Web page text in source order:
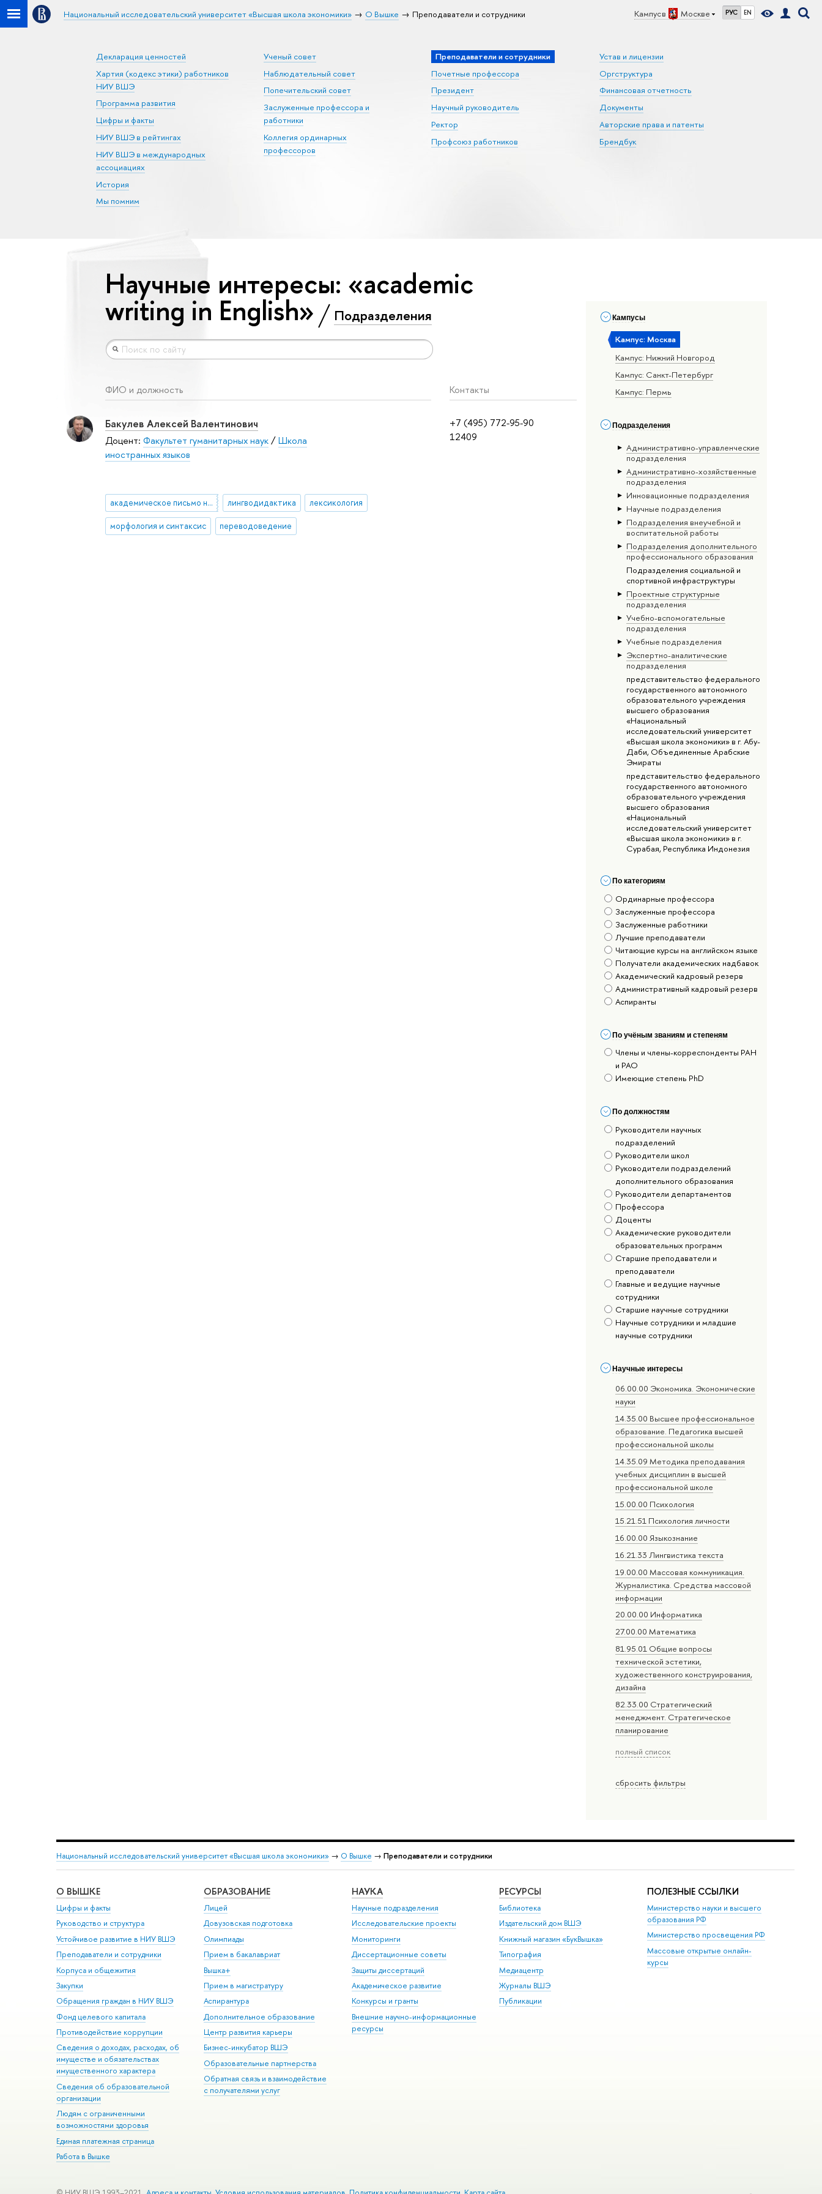
Кампус в Москве РУС EN
Национальный исследовательский университет «Высшая школа экономики» О Вышке Преподаватели и сотрудники
Декларация ценностей
Хартия (кодекс этики) работников
НИУ ВШЭ
Программа развития
Цифры и факты
НИУ ВШЭ в рейтингах
НИУ ВШЭ в международных
ассоциациях
История
Мы помним
Ученый совет
Наблюдательный совет
Попечительский совет
Заслуженные профессора и
работники
Коллегия ординарных
профессоров
Преподаватели и сотрудники
Почетные профессора
Президент
Научный руководитель
Ректор
Профсоюз работников
Устав и лицензии
Оргструктура
Финансовая отчетность
Документы
Авторские права и патенты
Брендбук
Кампусы
Кампус: Москва
Кампус: Нижний Новгород
Кампус: Санкт-Петербург
Кампус: Пермь
Подразделения
Административно-управленческие
подразделения
Административно-хозяйственные
подразделения
Инновационные подразделения
Научные подразделения
Подразделения внеучебной и
воспитательной работы
Подразделения дополнительного
профессионального образования
Подразделения социальной и
спортивной инфраструктуры
Проектные структурные
подразделения
Учебно-вспомогательные
подразделения
Учебные подразделения
Экспертно-аналитические
подразделения
представительство федерального
государственного автономного
образовательного учреждения
высшего образования
«Национальный
исследовательский университет
«Высшая школа экономики» в г. Абу-
Даби, Объединенные Арабские
Эмираты
представительство федерального
государственного автономного
образовательного учреждения
высшего образования
«Национальный
исследовательский университет
«Высшая школа экономики» в г.
Сурабая, Республика Индонезия
По категориям
Ординарные профессора
Заслуженные профессора
Заслуженные работники
Лучшие преподаватели
Читающие курсы на английском языке
Получатели академических надбавок
Академический кадровый резерв
Административный кадровый резерв
Аспиранты
По учёным званиям и степеням
Члены и члены-корреспонденты РАН
и РАО
Имеющие степень PhD
По должностям
Руководители научных
подразделений
Руководители школ
Руководители подразделений
дополнительного образования
Руководители департаментов
Профессора
Доценты
Академические руководители
образовательных программ
Старшие преподаватели и
преподаватели
Главные и ведущие научные
сотрудники
Старшие научные сотрудники
Научные сотрудники и младшие
научные сотрудники
Научные интересы
06.00.00 Экономика. Экономические
науки
14.35.00 Высшее профессиональное
образование. Педагогика высшей
профессиональной школы
14.35.09 Методика преподавания
учебных дисциплин в высшей
профессиональной школе
15.00.00 Психология
15.21.51 Психология личности
16.00.00 Языкознание
16.21.33 Лингвистика текста
19.00.00 Массовая коммуникация.
Журналистика. Средства массовой
информации
20.00.00 Информатика
27.00.00 Математика
81.95.01 Общие вопросы
технической эстетики,
художественного конструирования,
дизайна
82.33.00 Стратегический
менеджмент. Стратегическое
планирование
полный список
сбросить фильтры
Научные интересы: «academic
writing in English» Подразделения
ФИО и должность Контакты
+7 (495) 772-95-90
12409
Бакулев Алексей Валентинович
Доцент: Факультет гуманитарных наук/Школа
иностранных языков
академическое письмо на английском языке лингводидактика лексикология
морфология и синтаксис переводоведение
Национальный исследовательский университет «Высшая школа экономики» → О Вышке → Преподаватели и сотрудники
О ВЫШКЕ
Цифры и факты
Руководство и структура
Устойчивое развитие в НИУ ВШЭ
Преподаватели и сотрудники
Корпуса и общежития
Закупки
Обращения граждан в НИУ ВШЭ
Фонд целевого капитала
Противодействие коррупции
Сведения о доходах, расходах, об
имуществе и обязательствах
имущественного характера
Сведения об образовательной
организации
Людям с ограниченными
возможностями здоровья
Единая платежная страница
Работа в Вышке
ОБРАЗОВАНИЕ
Лицей
Довузовская подготовка
Олимпиады
Прием в бакалавриат
Вышка+
Прием в магистратуру
Аспирантура
Дополнительное образование
Центр развития карьеры
Бизнес-инкубатор ВШЭ
Образовательные партнерства
Обратная связь и взаимодействие
с получателями услуг
НАУКА
Научные подразделения
Исследовательские проекты
Мониторинги
Диссертационные советы
Защиты диссертаций
Академическое развитие
Конкурсы и гранты
Внешние научно-информационные
ресурсы
РЕСУРСЫ
Библиотека
Издательский дом ВШЭ
Книжный магазин «БукВышка»
Типография
Медиацентр
Журналы ВШЭ
Публикации
ПОЛЕЗНЫЕ ССЫЛКИ
Министерство науки и высшего
образования РФ
Министерство просвещения РФ
Массовые открытые онлайн-
курсы